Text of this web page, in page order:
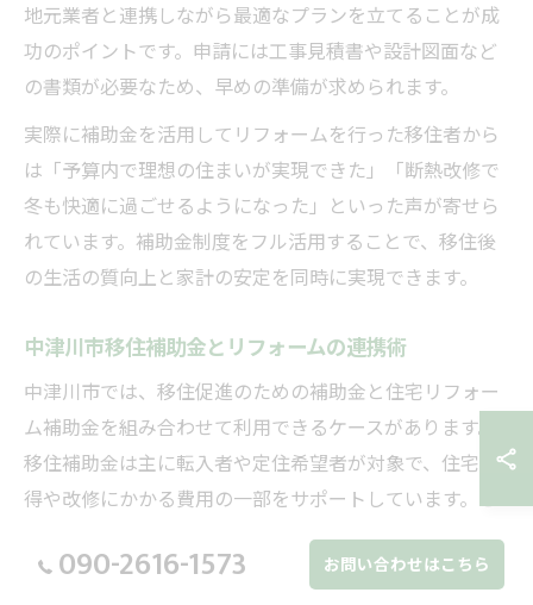
地元業者と連携しながら最適なプランを立てることが成
功のポイントです。申請には工事見積書や設計図面など
の書類が必要なため、早めの準備が求められます。
実際に補助金を活用してリフォームを行った移住者から
は「予算内で理想の住まいが実現できた」「断熱改修で
冬も快適に過ごせるようになった」といった声が寄せら
れています。補助金制度をフル活用することで、移住後
の生活の質向上と家計の安定を同時に実現できます。
中津川市移住補助金とリフォームの連携術
中津川市では、移住促進のための補助金と住宅リフォー
ム補助金を組み合わせて利用できるケースがあります。
移住補助金は主に転入者や定住希望者が対象で、住宅取
得や改修にかかる費用の一部をサポートしています。こ
れらの制度を連携させることで、初期費用の負担を抑え
ながら住環境を整えることが可能です。
090-2616-1573 お問い合わせはこちら